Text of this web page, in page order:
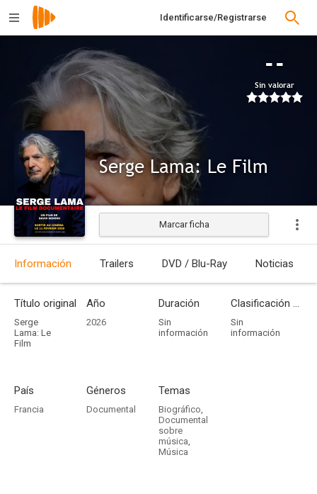
Identificarse/Registrarse
--
Sin valorar
Serge Lama: Le Film
Marcar ficha
Información Trailers DVD / Blu-Ray Noticias
Título original
Serge
Lama: Le
Film
Año
2026
Duración
Sin
información
Clasificación por edades
Sin
información
País
Francia
Géneros
Documental
Temas
Biográfico,
Documental
sobre
música,
Música